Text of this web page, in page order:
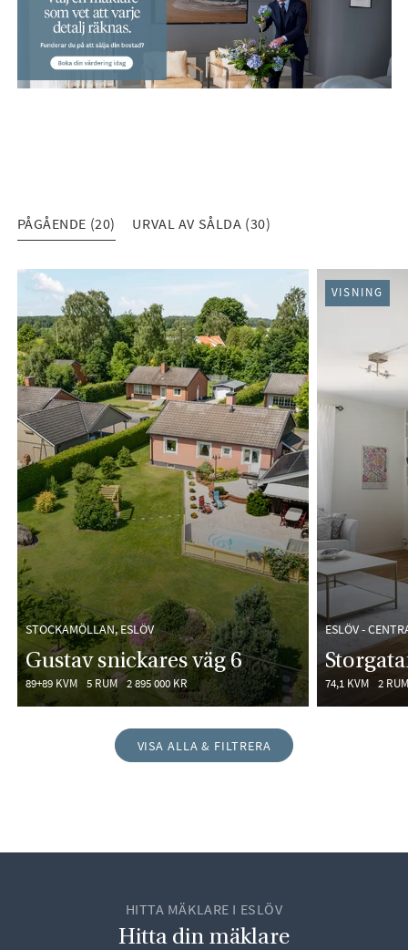
PÅGÅENDE (20) URVAL AV SÅLDA (30)
PÅGÅENDE (20)
STOCKAMÖLLAN, ESLÖV
Gustav snickares väg 6
89+89 KVM 5 RUM 2 895 000 KR
ESLÖV -
74,1 KVM 2 RUM
VISNING
VISA ALLA & FILTRERA
HITTA MÄKLARE I ESLÖV
Hitta din mäklare